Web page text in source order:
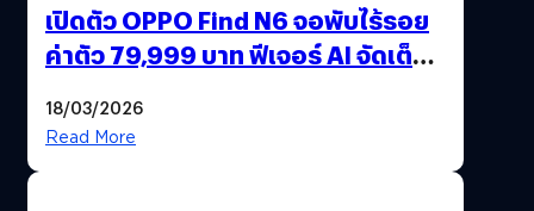
เปิดตัว OPPO Find N6 จอพับไร้รอย
ค่าตัว 79,999 บาท ฟีเจอร์ AI จัดเต็ม
18/03/2026
Read More